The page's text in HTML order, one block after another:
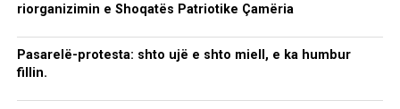
riorganizimin e Shoqatës Patriotike Çamëria
Pasarelë-protesta: shto ujë e shto miell, e ka humbur
fillin.